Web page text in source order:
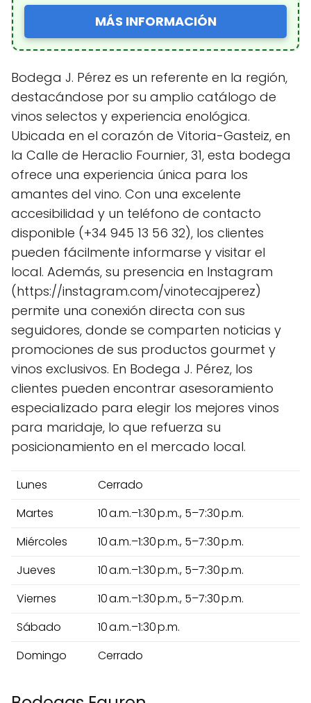
MÁS INFORMACIÓN
Bodega J. Pérez es un referente en la región,
destacándose por su amplio catálogo de
vinos selectos y experiencia enológica.
Ubicada en el corazón de Vitoria-Gasteiz, en
la Calle de Heraclio Fournier, 31, esta bodega
ofrece una experiencia única para los
amantes del vino. Con una excelente
accesibilidad y un teléfono de contacto
disponible (+34 945 13 56 32), los clientes
pueden fácilmente informarse y visitar el
local. Además, su presencia en Instagram
(https://instagram.com/vinotecajperez)
permite una conexión directa con sus
seguidores, donde se comparten noticias y
promociones de sus productos gourmet y
vinos exclusivos. En Bodega J. Pérez, los
clientes pueden encontrar asesoramiento
especializado para elegir los mejores vinos
para maridaje, lo que refuerza su
posicionamiento en el mercado local.
Lunes
Cerrado
Martes
10 a.m.–1:30 p.m., 5–7:30 p.m.
Miércoles
10 a.m.–1:30 p.m., 5–7:30 p.m.
Jueves
10 a.m.–1:30 p.m., 5–7:30 p.m.
Viernes
10 a.m.–1:30 p.m., 5–7:30 p.m.
Sábado
10 a.m.–1:30 p.m.
Domingo
Cerrado